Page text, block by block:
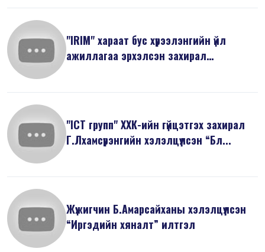
"IRIM" хараат бус хүрээлэнгийн үйл
ажиллагаа эрхэлсэн захирал
"ICT групп" ХХК-ийн гүйцэтгэх захирал
Г.Лхамсүрэнгийн хэлэлцүүлсэн “Бл...
Жүжигчин Б.Амарсайханы хэлэлцүүлсэн
“Иргэдийн хяналт” илтгэл